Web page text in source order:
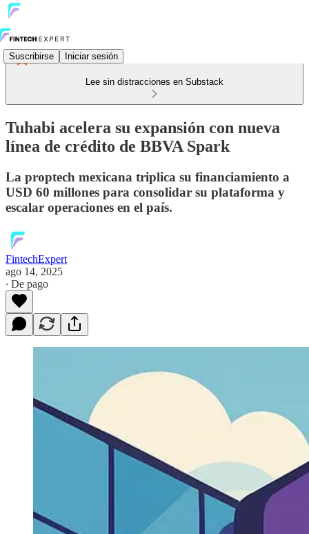
Suscribirse Iniciar sesión
Lee sin distracciones en Substack
Tuhabi acelera su expansión con nueva
línea de crédito de BBVA Spark
La proptech mexicana triplica su financiamiento a
USD 60 millones para consolidar su plataforma y
escalar operaciones en el país.
FintechExpert
ago 14, 2025
∙ De pago